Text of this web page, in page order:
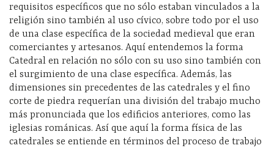
requisitos específicos que no sólo estaban vinculados a la
religión sino también al uso cívico, sobre todo por el uso
de una clase específica de la sociedad medieval que eran
comerciantes y artesanos. Aquí entendemos la forma
Catedral en relación no sólo con su uso sino también con
el surgimiento de una clase específica. Además, las
dimensiones sin precedentes de las catedrales y el fino
corte de piedra requerían una división del trabajo mucho
más pronunciada que los edificios anteriores, como las
iglesias románicas. Así que aquí la forma física de las
catedrales se entiende en términos del proceso de trabajo